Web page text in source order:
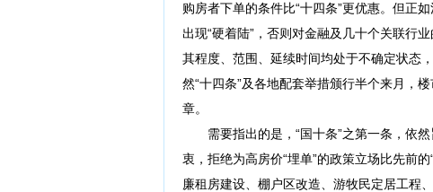
购房者下单的条件比“十四条”更优惠。但正
出现“硬着陆”，否则对金融及几十个关联行
其程度、范围、延续时间均处于不确定状态
然“十四条”及各地配套举措颁行半个来月，
章。
需要指出的是，“国十条”之第一条，依
衷，拒绝为高房价“埋单”的政策立场比先前
廉租房建设、棚户区改造、游牧民定居工程